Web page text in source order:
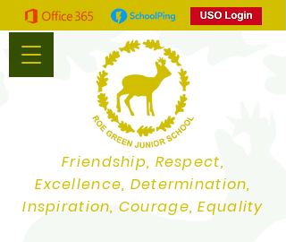
Friendship, Respect,
Excellence, Determination,
Inspiration, Courage, Equality